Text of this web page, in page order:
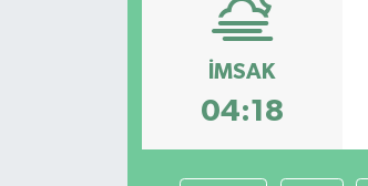
İMSAK
04:18